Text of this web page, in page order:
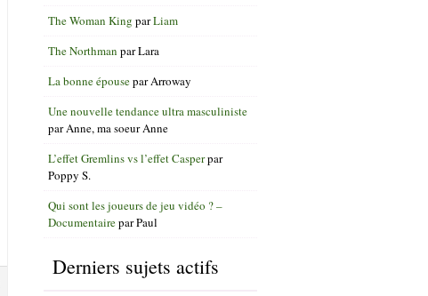
The Woman King parLiam
The Northman parLara
La bonne épouseparArroway
Une nouvelle tendance ultra masculiniste
parAnne, ma soeur Anne
L’effet Gremlins vs l’effet Casperpar
Poppy S.
Qui sont les joueurs de jeu vidéo ? –
DocumentaireparPaul
Derniers sujets actifs